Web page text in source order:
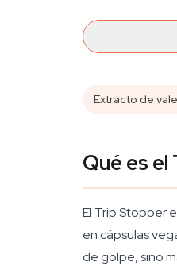
Extracto de
Qué es
El Trip Stopper
en cápsulas
de golpe, sino